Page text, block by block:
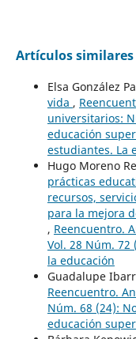
Artículos similares
Elsa González
vida ,
universitarios:
educación
estudiantes. La
Hugo Moreno
prácticas
recursos,
para la mejora
, Reencuentro.
Vol. 28 Núm. 72
la educación
Guadalupe
Reencuentro.
Núm. 68 (24):
educación